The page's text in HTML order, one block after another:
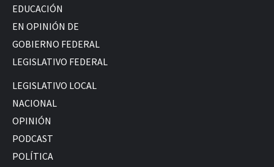
EDUCACIÓN
EN OPINIÓN DE
GOBIERNO FEDERAL
LEGISLATIVO FEDERAL
LEGISLATIVO LOCAL
NACIONAL
OPINIÓN
PODCAST
POLÍTICA